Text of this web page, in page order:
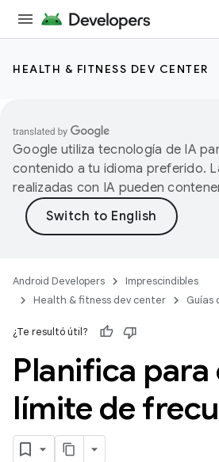
HEALTH & FITNESS DEV CENTER
Google utiliza tecnología de IA
contenido a tu idioma preferido.
realizadas con IA pueden
Android Developers
Imprescindibles
Health & fitness dev center
Guías
¿Te resultó útil?
Planifica para
límite de